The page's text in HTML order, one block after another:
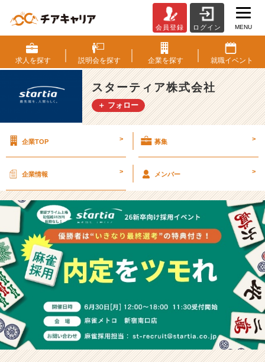
雀
採
用
【ス
タ
ー
株
社
タ
イ
ム
ラ
イ
ン】
ベ
ン
会員登録 ログイン MENU
求人を探す 説明会を探す 企業を探す 就職イベント
スターティア株式会社
＋ フォロー
企業TOP > 募集 >
企業情報 > メンバー >